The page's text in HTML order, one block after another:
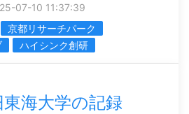
07-10 11:37:39
京都リサーチパーク
ハイシンク創研
東海大学の記録